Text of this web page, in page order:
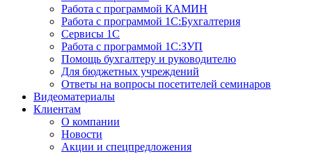
Работа с программой КАМИН
Работа с программой 1С:Бухгалтерия
Сервисы 1С
Работа с программой 1С:ЗУП
Помощь бухгалтеру и руководителю
Для бюджетных учреждений
Ответы на вопросы посетителей семинаров
Видеоматериалы
Клиентам
О компании
Новости
Акции и спецпредложения